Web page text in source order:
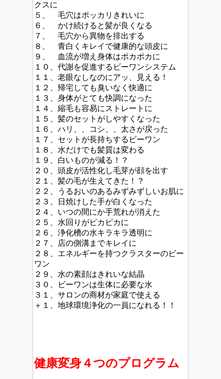
クスに
５、 毛穴はポッカリきれいに
６、 かけ続けると髪が良くなる
７、 毛穴から異物を排出する
８、 青白くキレイで健康的な頭皮に
９、 血流が増え身体はポカポカに
１０、代謝を促進するビーワンシステム
１１、老眼なしなのにアッ、見える！
１２、帰宅しても臭いなく快適に
１３、身体がとても快調になった
１４、縮毛も容易にストレートに
１５、髪のセットがしやすくなった
１６、ハリ、、コシ、、太さが戻った
１７、セットが長持ちするビーワン
１８、水だけでも髪質は変わる
１９、白いものが減る！？
２０、頭皮が活性化し毛芽が顔を出す
２１、髪の毛が生えてきた！？
２２、うるおいのあるみずみずしいお肌に
２３、日焼けした手が白くなった
２４、いつの間にか手荒れが消えた
２５、水回りがピカピカに
２６、浄化槽の水キラキラ透明に
２７、店の側溝までキレイに
２８、エネルギーを持つクラスターのビー
ワン
２９、水の素顔はきれいな結晶
３０、ビーワンは生体に必要な水
３１、サロンの商材が家庭で使える
＋１、地球環境浄化の一員になれる！！
健康変身４つのプログラム